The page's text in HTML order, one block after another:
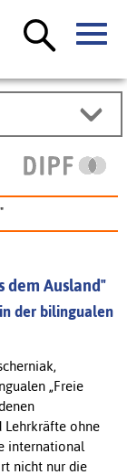
Ausland"
der bilingualen
„Freie
Lehrkräfte ohne
international
nicht nur die